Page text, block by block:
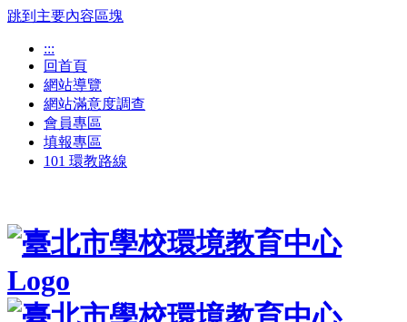
跳到主要內容區塊
:::
回首頁
網站導覽
網站滿意度調查
會員專區
填報專區
101 環教路線